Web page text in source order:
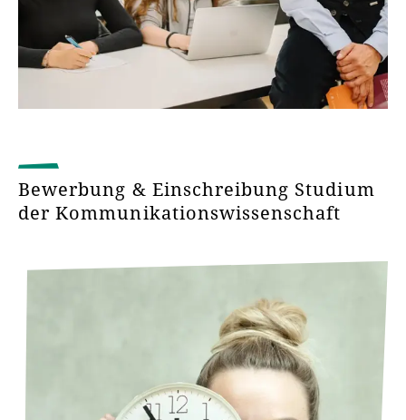
Bewerbung & Einschreibung Studium
der Kommunikationswissenschaft